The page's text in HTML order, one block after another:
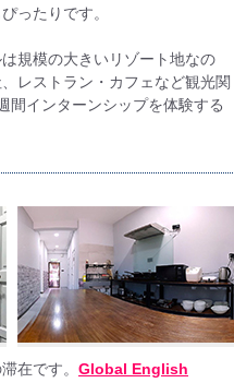
ったりです。
規模の大きいリゾート地なの
レストラン・カフェなど観光関
間インターンシップを体験する
在です。 Global English